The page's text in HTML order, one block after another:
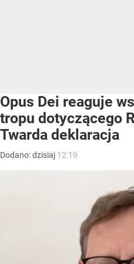
Opus Dei reaguje
tropu dotyczącego
Twarda deklaracja
Dodano:dzisiaj 12:19